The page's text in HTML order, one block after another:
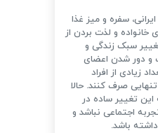
سفره و میز غذا
و لذت بردن از
سبک زندگی و
و دور شدن اعضای
زیادی از افراد
صرف کنند. حالا
تغییر ساده در
اجتماعی نباشد و
باشد.